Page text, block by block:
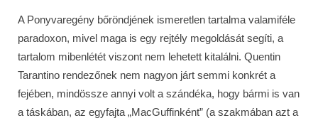
A Ponyvaregény bőröndjének ismeretlen tartalma valamiféle
paradoxon, mivel maga is egy rejtély megoldását segíti, a
tartalom mibenlétét viszont nem lehetett kitalálni. Quentin
Tarantino rendezőnek nem nagyon járt semmi konkrét a
fejében, mindössze annyi volt a szándéka, hogy bármi is van
a táskában, az egyfajta „MacGuffinként” (a szakmában azt a